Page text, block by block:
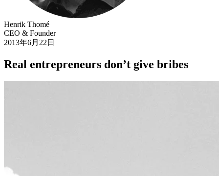
Henrik Thomé
CEO & Founder
2013年6月22日
Real entrepreneurs don’t give bribes